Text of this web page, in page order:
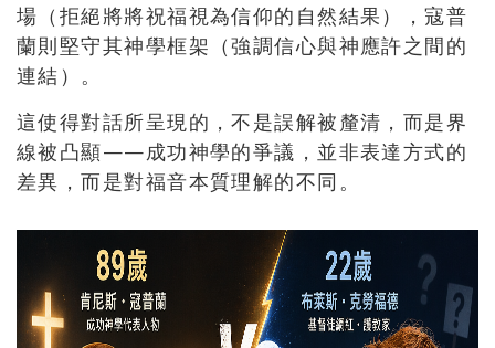
場（拒絕將將祝福視為信仰的自然結果），寇普
蘭則堅守其神學框架（強調信心與神應許之間的
連結）。
這使得對話所呈現的，不是誤解被釐清，而是界
線被凸顯——成功神學的爭議，並非表達方式的
差異，而是對福音本質理解的不同。